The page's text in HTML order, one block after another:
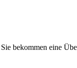
bekommen eine